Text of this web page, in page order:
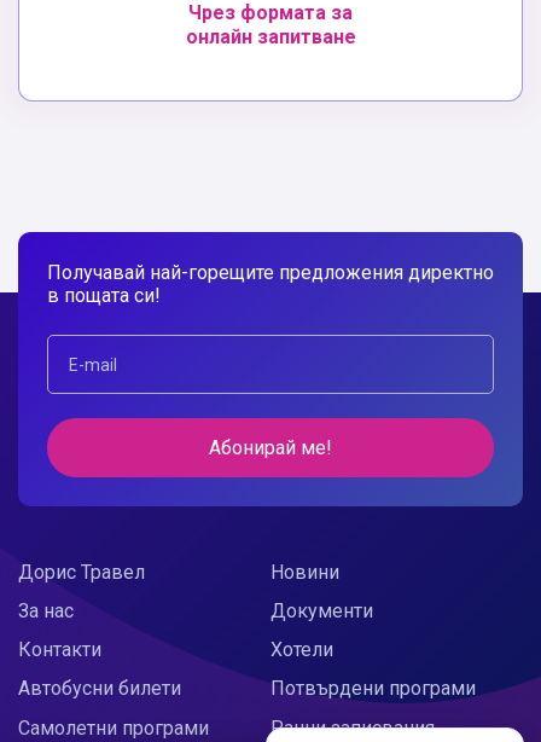
Чрез формата за
онлайн запитване
Получавай най-горещите предложения директно
в пощата си!
Абонирай ме!
Дорис Травел
За нас
Контакти
Новини
Документи
Хотели
Автобусни билети
Самолетни програми
Потвърдени програми
Ранни записвания